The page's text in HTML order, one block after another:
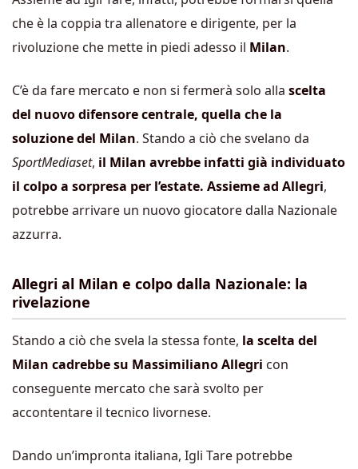
che è la coppia tra allenatore e dirigente, per la
rivoluzione che mette in piedi adesso il Milan.
C’è da fare mercato e non si fermerà solo alla scelta
del nuovo difensore centrale, quella che la
soluzione del Milan. Stando a ciò che svelano da
SportMediaset, il Milan avrebbe infatti già individuato
il colpo a sorpresa per l’estate. Assieme ad Allegri,
potrebbe arrivare un nuovo giocatore dalla Nazionale
azzurra.
Allegri al Milan e colpo dalla Nazionale: la
rivelazione
Stando a ciò che svela la stessa fonte, la scelta del
Milan cadrebbe su Massimiliano Allegri con
conseguente mercato che sarà svolto per
accontentare il tecnico livornese.
Dando un’impronta italiana, Igli Tare potrebbe